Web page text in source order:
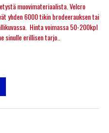
muovimateriaalista. Velcro
yhden 6000 tikin brodeerauksen tai
Hinta voimassa 50-200kpl
sinulle erillisen tarjo..